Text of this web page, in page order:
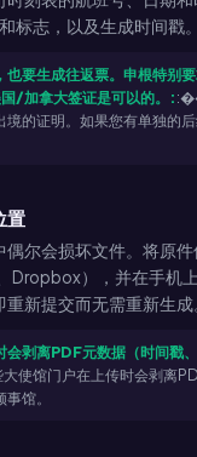
标志，以及生成时间戳
要生成往返票。申根特别
/加拿大签证是可以的。:
境的证明。如果您有单独的
置
尔会损坏文件。将原
Dropbox），并在手机
新提交而无需重新生成
会剥离PDF元数据（时间戳
使馆门户在上传时会剥离
馆。